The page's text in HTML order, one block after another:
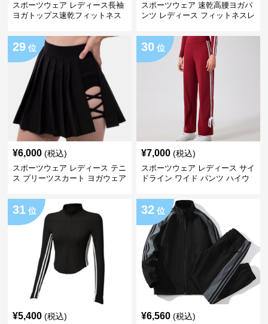
スポーツウェア レディース長袖
ヨガトップス速乾フィットネス
スポーツウェア 速乾高腰ヨガパ
ンツ レディース フィットネスレ
29 位
¥6,000 (税込)
スポーツウェア レディース テニ
ス プリーツスカート ヨガウェア
30 位
¥7,000 (税込)
スポーツウェア レディース サイ
ドライン ワイド パンツ ハイウ
31 位
¥5,400 (税込)
32 位
¥6,560 (税込)